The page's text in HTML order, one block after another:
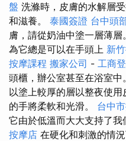
盤 洗滌時，皮膚的水解層
和滋養。 泰國簽證 台中頭
膚，請從奶油中塗一層薄層
為它總是可以在手頭上 新
按摩課程 搬家公司 - 工商
頭櫃，辦公室甚至在浴室中
以塗上較厚的層以整夜使
的手將柔軟和光滑。 台中
它由於低溫而大大支持了我
按摩店 在硬化和刺激的情